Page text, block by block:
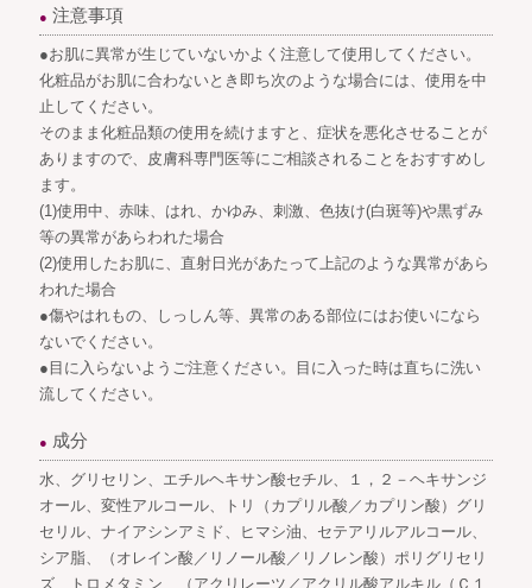
● 注意事項
●お肌に異常が生じていないかよく注意して使用してください。
化粧品がお肌に合わないとき即ち次のような場合には、使用を中
止してください。
そのまま化粧品類の使用を続けますと、症状を悪化させることが
ありますので、皮膚科専門医等にご相談されることをおすすめし
ます。
(1)使用中、赤味、はれ、かゆみ、刺激、色抜け(白斑等)や黒ずみ
等の異常があらわれた場合
(2)使用したお肌に、直射日光があたって上記のような異常があら
われた場合
●傷やはれもの、しっしん等、異常のある部位にはお使いになら
ないでください。
●目に入らないようご注意ください。目に入った時は直ちに洗い
流してください。
● 成分
水、グリセリン、エチルヘキサン酸セチル、１，２－ヘキサンジ
オール、変性アルコール、トリ（カプリル酸／カプリン酸）グリ
セリル、ナイアシンアミド、ヒマシ油、セテアリルアルコール、
シア脂、（オレイン酸／リノール酸／リノレン酸）ポリグリセリ
ズ、トロメタミン、（アクリレーツ／アクリル酸アルキル（Ｃ１